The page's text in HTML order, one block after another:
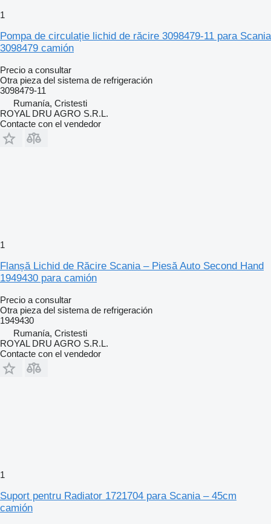
1
Pompa de circulație lichid de răcire 3098479-11 para Scania
3098479 camión
Precio a consultar
Otra pieza del sistema de refrigeración
3098479-11
Rumanía, Cristesti
ROYAL DRU AGRO S.R.L.
Contacte con el vendedor
1
Flanșă Lichid de Răcire Scania – Piesă Auto Second Hand
1949430 para camión
Precio a consultar
Otra pieza del sistema de refrigeración
1949430
Rumanía, Cristesti
ROYAL DRU AGRO S.R.L.
Contacte con el vendedor
1
Suport pentru Radiator 1721704 para Scania – 45cm
camión